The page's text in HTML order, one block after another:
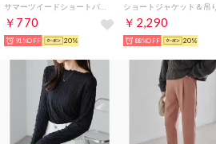
￥770
91%OFF 20%
￥2,290
88%OFF 20%